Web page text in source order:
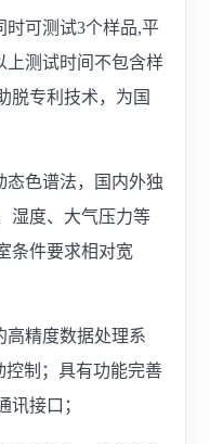
时可测试3个样品,平
上测试时间不包含样
脱专利技术，为国
态色谱法，国内外独
湿度、大气压力等
条件要求相对宽
高精度数据处理系
控制；具有功能完善
讯接口；